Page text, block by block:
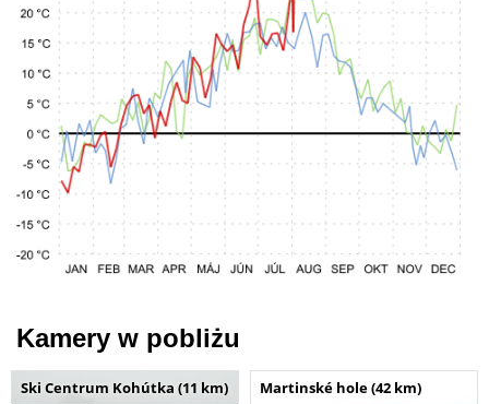
Kamery w pobliżu
Ski Centrum Kohútka (11 km) Martinské hole (42 km)